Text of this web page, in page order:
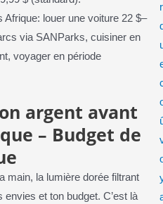
louer une voiture 22 $–
via SANParks, cuisiner en
voyager en période
argent avant
– Budget de
main, la lumière dorée filtrant
et ton budget. C’est là